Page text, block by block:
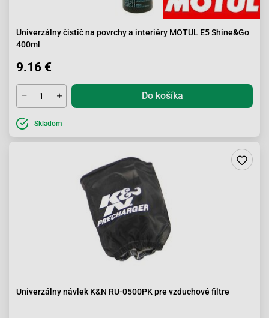
Univerzálny čistič na povrchy a interiéry MOTUL E5 Shine&Go
400ml
9.16 €
Do košíka
Skladom
Univerzálny návlek K&N RU-0500PK pre vzduchové filtre